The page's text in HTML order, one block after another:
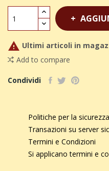
 Ultimi articoli in
Add to compare
Condividi
Politiche per la sicurezza
Transazioni su server
Termini e Condizioni
Si applicano termini e